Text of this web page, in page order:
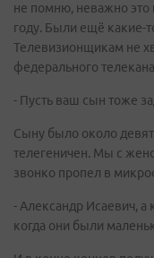
не помню, неважно это
году. Были ещё какие-
Телевизионщикам не
федерального
- Пусть ваш сын тоже
Сыну было около
телегеничен. Мы с
звонко пропел в
- Александр Исаевич, а
когда они были